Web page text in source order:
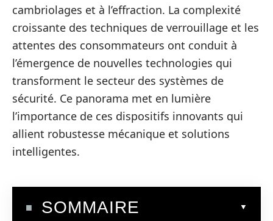
cambriolages et à l’effraction. La complexité
croissante des techniques de verrouillage et les
attentes des consommateurs ont conduit à
l’émergence de nouvelles technologies qui
transforment le secteur des systèmes de
sécurité. Ce panorama met en lumière
l’importance de ces dispositifs innovants qui
allient robustesse mécanique et solutions
intelligentes.
SOMMAIRE